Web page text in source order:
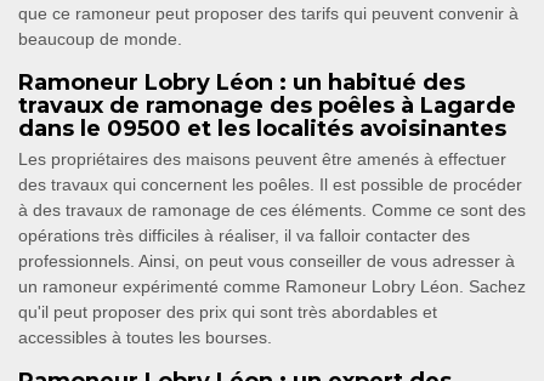
que ce ramoneur peut proposer des tarifs qui peuvent convenir à
beaucoup de monde.
Ramoneur Lobry Léon : un habitué des
travaux de ramonage des poêles à Lagarde
dans le 09500 et les localités avoisinantes
Les propriétaires des maisons peuvent être amenés à effectuer
des travaux qui concernent les poêles. Il est possible de procéder
à des travaux de ramonage de ces éléments. Comme ce sont des
opérations très difficiles à réaliser, il va falloir contacter des
professionnels. Ainsi, on peut vous conseiller de vous adresser à
un ramoneur expérimenté comme Ramoneur Lobry Léon. Sachez
qu'il peut proposer des prix qui sont très abordables et
accessibles à toutes les bourses.